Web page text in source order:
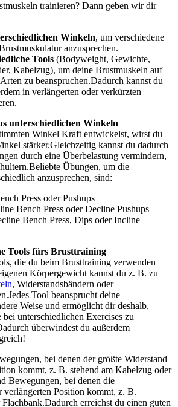
trainieren? Dann geben wir dir
Winkeln, um verschiedene
anzusprechen.
Tools (Bodyweight, Gewichte,
Kabelzug), um deine Brustmuskeln auf
zu beanspruchen.Dadurch kannst du
in verlängerten oder verkürzten
unterschiedlichen Winkeln
Winkel Kraft entwickelst, wirst du
stärker.Gleichzeitig kannst du dadurch
durch eine Überbelastung vermindern,
Übungen, um die
anzusprechen, sind:
Press oder Pushups
Bench Press oder Decline Pushups
Bench Press, Dips oder Incline
Tools fürs Brusttraining
die du beim Brusttraining verwenden
Körpergewicht kannst du z. B. zu
, Widerstandsbändern oder
Tool beansprucht deine
Weise und ermöglicht dir deshalb,
unterschiedlichen Exercises zu
überwindest du außerdem
bei denen der größte Widerstand
kommt, z. B. stehend am Kabelzug oder
Bewegungen, bei denen die
verlängerten Position kommt, z. B.
erreichst du einen guten